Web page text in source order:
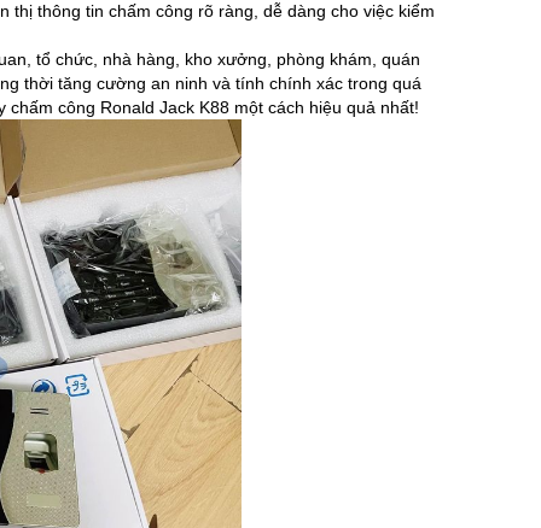
thông tin chấm công rõ ràng, dễ dàng cho việc kiểm
tổ chức, nhà hàng, kho xưởng, phòng khám, quán
thời tăng cường an ninh và tính chính xác trong quá
công Ronald Jack K88 một cách hiệu quả nhất!